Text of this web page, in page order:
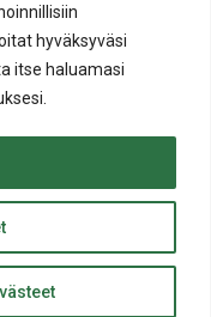
hyväksyväsi
itse haluamasi
ylös